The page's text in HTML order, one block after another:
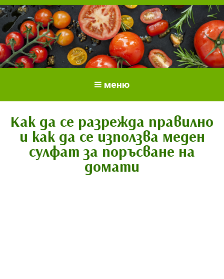
Отглеждане на домати.
Сортове и разсад.
меню
Как да се разрежда правилно
и как да се използва меден
сулфат за поръсване на
домати